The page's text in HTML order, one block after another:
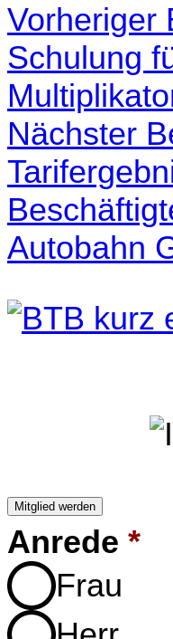
Vorheriger
Schulung
Nächster
Autobahn
Mitglied werden
Anrede *
Frau